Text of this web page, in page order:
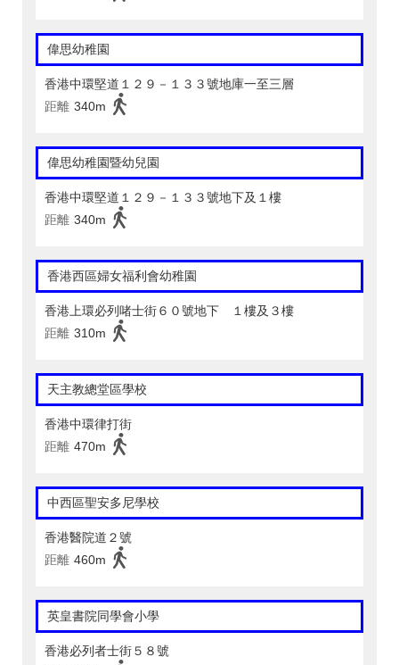
偉思幼稚園
香港中環堅道１２９－１３３號地庫一至三層
距離 340m
偉思幼稚園暨幼兒園
香港中環堅道１２９－１３３號地下及１樓
距離 340m
香港西區婦女福利會幼稚園
香港上環必列啫士街６０號地下 １樓及３樓
距離 310m
天主教總堂區學校
香港中環律打街
距離 470m
中西區聖安多尼學校
香港醫院道２號
距離 460m
英皇書院同學會小學
香港必列者士街５８號